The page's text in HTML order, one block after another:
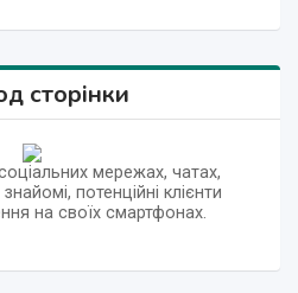
сторінки
мережах, чатах,
потенційні клієнти
на своїх смартфонах.